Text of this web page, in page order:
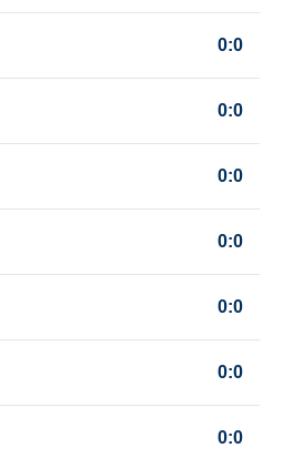
0:0
0:0
0:0
0:0
0:0
0:0
0:0